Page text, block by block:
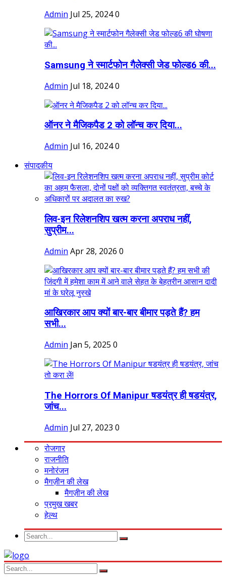
Admin Jul 25, 20240
Samsung ने स्मार्टफोन गैलेक्सी जेड फोल्ड6 की...
Admin Jul 18, 20240
ऑनर ने मैजिकपैड 2 को लॉन्च कर दिया...
Admin Jul 16, 20240
संपादकीय
लिव-इन रिलेशनशिप खत्म करना अपराध नहीं,
सुप्रीम...
Admin Apr 28, 2026 0
आखिरकार आप क्यों बार-बार बीमार पड़ते हैं? हम
सभी...
Admin Jan 5, 2025 0
The Horrors Of Manipur षडयंत्र ही षडयंत्र,
जांच...
Admin Jul 27, 2023 0
रोजगार
राजनीति
मनोरंजन
मैगज़ीन की लेख
मैगज़ीन की लेख
प्रमुख खबर
हेल्थ